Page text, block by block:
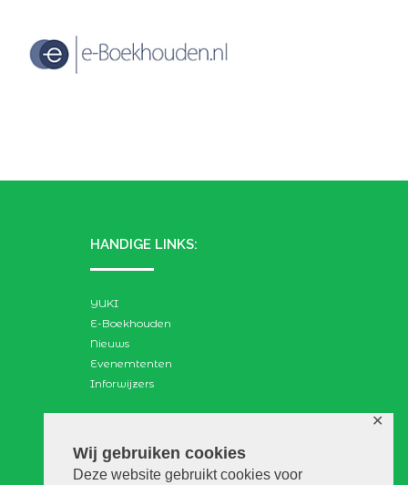
Wij gebruiken cookies
Deze website gebruikt cookies voor
✕
HANDIGE LINKS:
YUKI
E-Boekhouden
Nieuws
Evenemtenten
Inforwijzers